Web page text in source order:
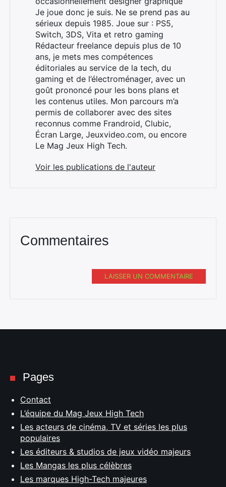
Je joue donc je suis. Ne se prend pas au
sérieux depuis 1985. Joue sur : PS5,
Switch, 3DS, Vita et retro gaming
Rédacteur freelance depuis plus de 10
ans, je mets mes compétences
éditoriales au service de la tech, du
gaming et de l’électroménager, avec un
goût prononcé pour les bons plans et
les contenus utiles. Mon parcours m’a
permis de collaborer avec des sites
reconnus comme Frandroid, Clubic,
Écran Large, Jeuxvideo.com, ou encore
Le Mag Jeux High Tech.
Voir les publications de l'auteur
Commentaires
LAISSER UN COMMENTAIRE
Pages
Contact
L’équipe du Mag Jeux High Tech
Les acteurs de cinéma, TV et séries les plus
populaires
Les éditeurs & studios de jeux vidéo majeurs
Les Mangas les plus célèbres
Les marques High-Tech majeures
Rechercher
: